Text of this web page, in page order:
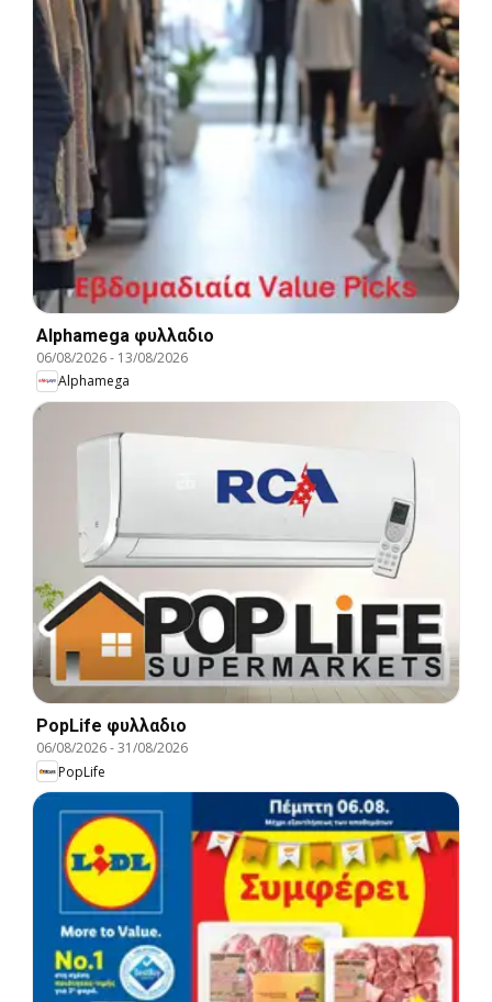
Alphamega φυλλαδιο
06/08/2026- 13/08/2026
Alphamega
PopLife φυλλαδιο
06/08/2026-31/08/2026
PopLife